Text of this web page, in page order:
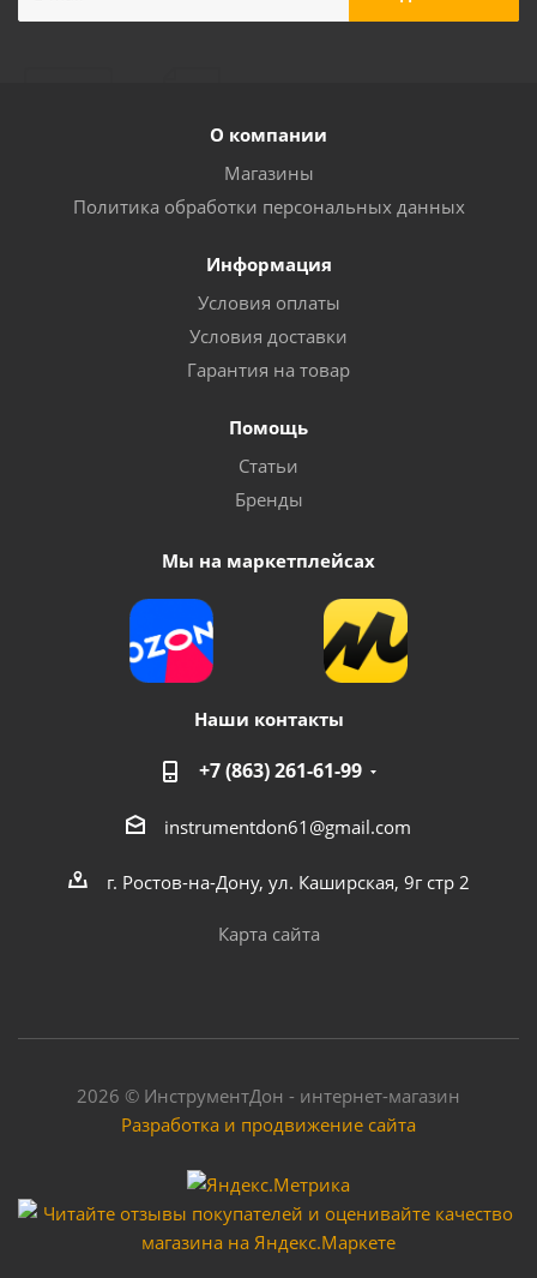
О компании
Магазины
Политика обработки персональных данных
Информация
Условия оплаты
Условия доставки
Гарантия на товар
Помощь
Статьи
Бренды
Мы на маркетплейсах
Наши контакты
+7 (863) 261-61-99
instrumentdon61@gmail.com
г. Ростов-на-Дону, ул. Каширская, 9г стр 2
Карта сайта
2026 © ИнструментДон - интернет-магазин
Разработка и продвижение сайта